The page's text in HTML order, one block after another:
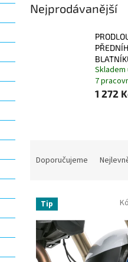
Nejprodávanější
Skladem
7
1 272
n
p
Doporučujeme
V
p
Tip